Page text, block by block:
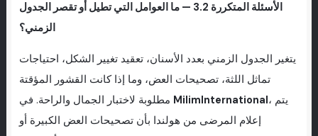
الأسئلة المتكررة 3.2 — ما العوامل التي تطيل أو تقصر الجدول
الزمني؟
يتغير الجدول الزمني بعدد الأسنان، تعقيد تغيير الشكل، احتياجات
تماثل اللثة، تصحيحات العض، وما إذا كانت القشور المؤقتة
MilimInternational، يتم
إعلام المرضى من هولندا بأن تصحيحات العض الكبيرة أو